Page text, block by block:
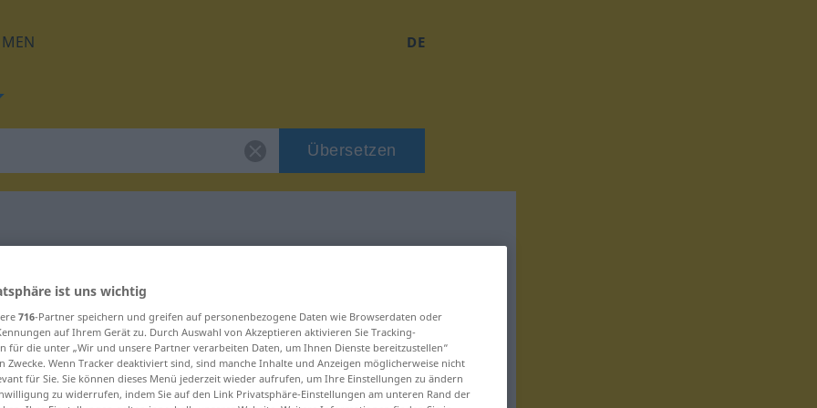
DE
Übersetzen
"Abstinenz"
ist uns wichtig
716-Partner speichern und greifen auf personenbezogene Daten wie Browserdaten oder
auf Ihrem Gerät zu. Durch Auswahl von Akzeptieren aktivieren Sie Tracking-
für die unter „Wir und unsere Partner verarbeiten Daten, um Ihnen Dienste bereitzustellen“
Zwecke. Wenn Tracker deaktiviert sind, sind manche Inhalte und Anzeigen möglicherweise nicht
für Sie. Sie können dieses Menü jederzeit wieder aufrufen, um Ihre Einstellungen zu ändern
zu widerrufen, indem Sie auf den Link Privatsphäre-Einstellungen am unteren Rand der